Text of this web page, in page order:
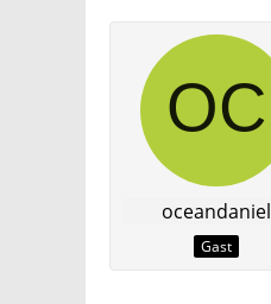
oceandaniel
Gast